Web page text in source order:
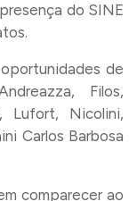
do SINE
de
Filos,
Lufort, Nicolini,
Carlos Barbosa
comparecer ao